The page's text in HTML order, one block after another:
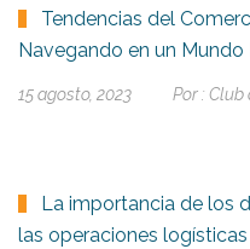
Tendencias del
Navegando en un Mundo
15 agosto, 2023 Por : Club
La importancia de los
las operaciones logísticas